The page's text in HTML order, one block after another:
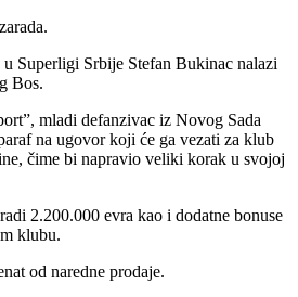
Superligi Srbije Stefan Bukinac nalazi
Bos.
mladi defanzivac iz Novog Sada
na ugovor koji će ga vezati za klub
čime bi napravio veliki korak u svojoj
2.200.000 evra kao i dodatne bonuse
klubu.
od naredne prodaje.